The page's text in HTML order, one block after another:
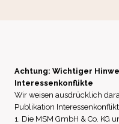
Achtung: Wichtiger
Interessenkonflikte
Wir weisen ausdrücklich
Publikation
1. Die MSM GmbH & Co. KG